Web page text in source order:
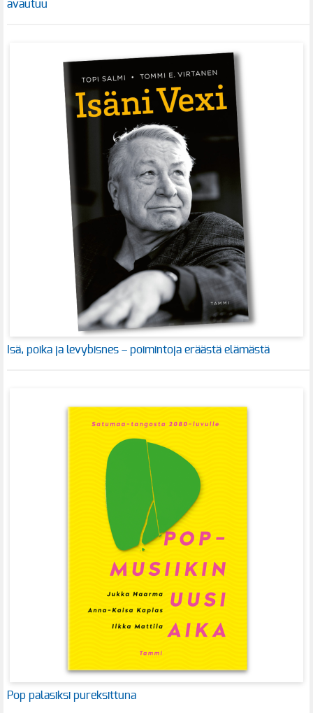
avautuu
Isä, poika ja levybisnes – poimintoja eräästä elämästä
Pop palasiksi pureksittuna